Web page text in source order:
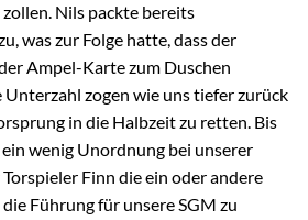
Nils packte bereits
was zur Folge hatte, dass der
Ampel-Karte zum Duschen
Unterzahl zogen wie uns tiefer zurück
in die Halbzeit zu retten. Bis
wenig Unordnung bei unserer
Finn die ein oder andere
Führung für unsere SGM zu